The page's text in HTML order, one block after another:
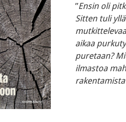
”Ensin oli
Sitten tuli
aikaa
puretaan?
ilmastoa